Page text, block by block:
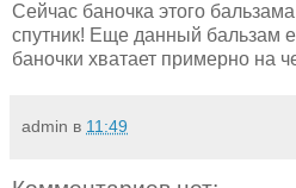
Сейчас баночка этого
спутник! Еще данный бальзам
баночки хватает примерно на
admin в 11:49